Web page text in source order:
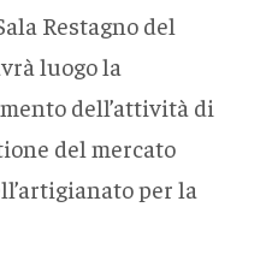
Restagno del
luogo la
dell’attività di
del mercato
per la